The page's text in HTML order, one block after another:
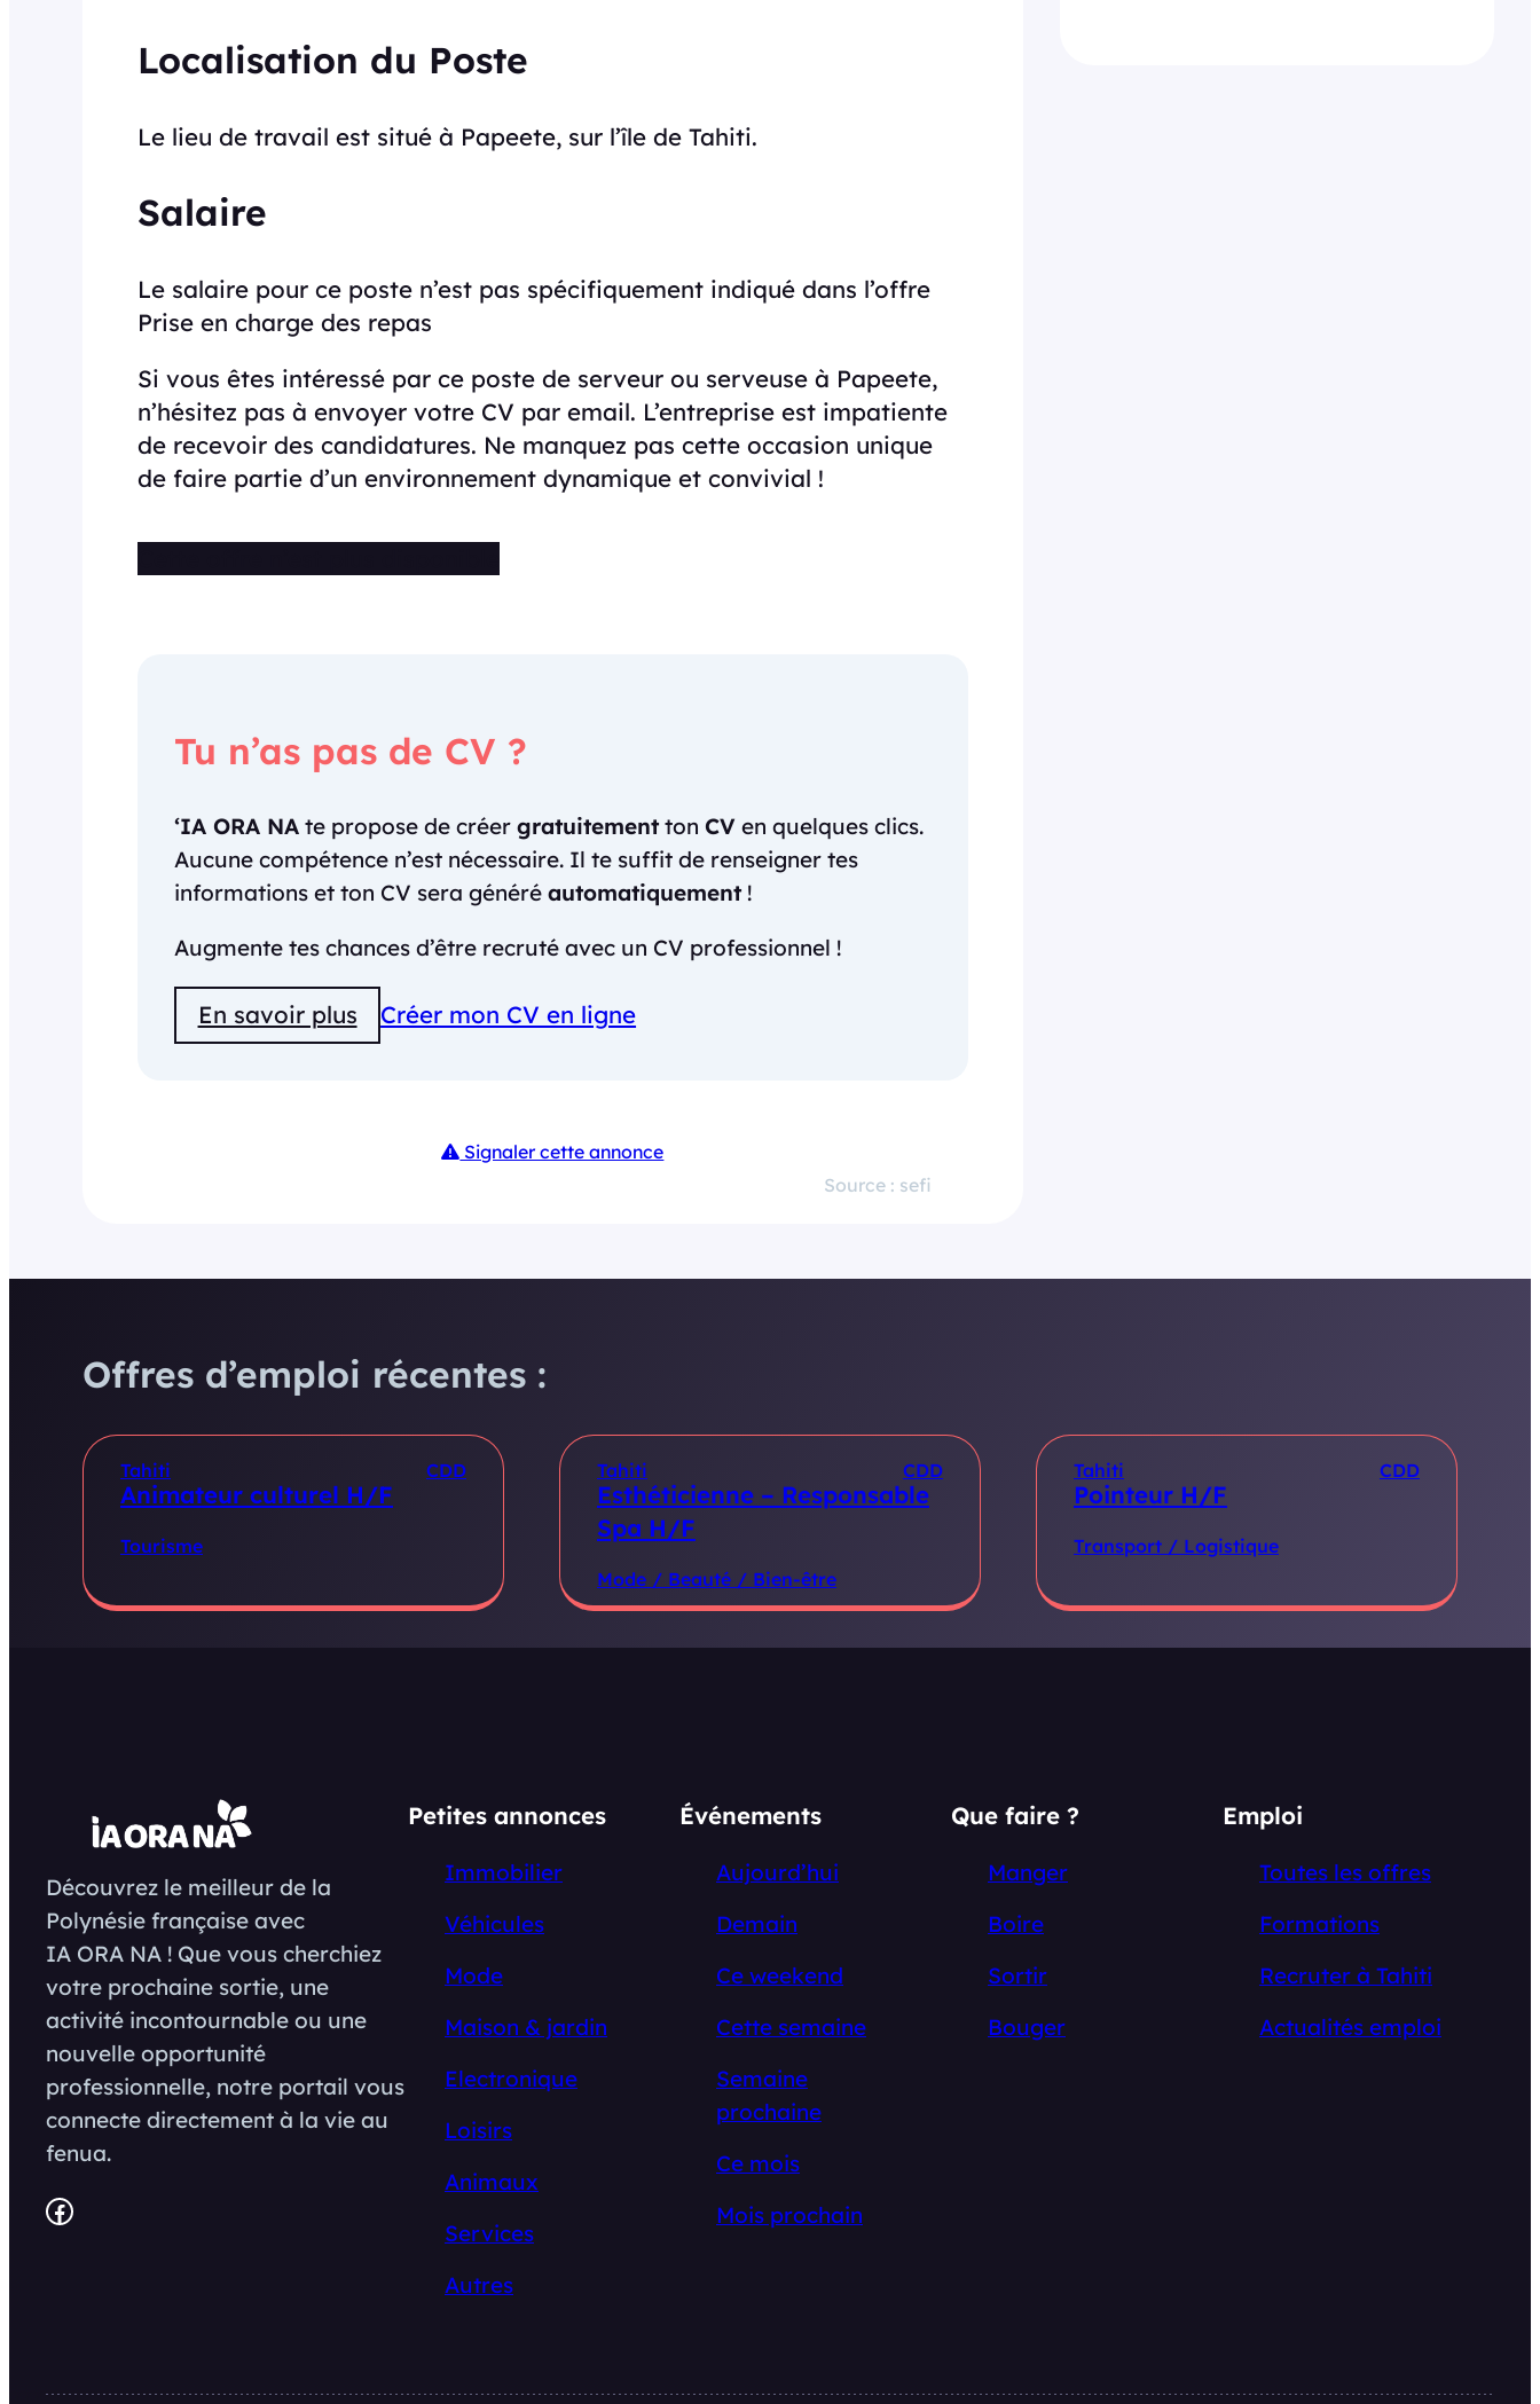
Localisation du Poste
Le lieu de travail est situé à Papeete, sur l’île de Tahiti.
Salaire
Le salaire pour ce poste n’est pas spécifiquement indiqué dans l’offre
Prise en charge des repas
Si vous êtes intéressé par ce poste de serveur ou serveuse à Papeete,
n’hésitez pas à envoyer votre CV par email. L’entreprise est impatiente
de recevoir des candidatures. Ne manquez pas cette occasion unique
de faire partie d’un environnement dynamique et convivial !
Tu n’as pas de CV ?
‘IA ORA NA te propose de créer gratuitement ton CV en quelques clics.
Aucune compétence n’est nécessaire. Il te suffit de renseigner tes
informations et ton CV sera généré automatiquement !
Augmente tes chances d’être recruté avec un CV professionnel !
En savoir plus Créer mon CV en ligne
Signaler cette annonce
Source : sefi
Offres d’emploi récentes :
Tahiti CDD
Animateur culturel H/F
Tourisme
Tahiti CDD
Esthéticienne – Responsable
Spa H/F
Mode / Beauté / Bien-être
Tahiti CDD
Pointeur H/F
Transport / Logistique
Découvrez le meilleur de la
Polynésie française avec
IA ORA NA ! Que vous cherchiez
votre prochaine sortie, une
activité incontournable ou une
nouvelle opportunité
professionnelle, notre portail vous
connecte directement à la vie au
fenua.
Facebook
Petites annonces
Immobilier
Véhicules
Mode
Maison & jardin
Electronique
Loisirs
Animaux
Services
Autres
Événements
Aujourd’hui
Demain
Ce weekend
Cette semaine
Semaine
prochaine
Ce mois
Mois prochain
Que faire ?
Manger
Boire
Sortir
Bouger
Emploi
Toutes les offres
Formations
Recruter à Tahiti
Actualités emploi